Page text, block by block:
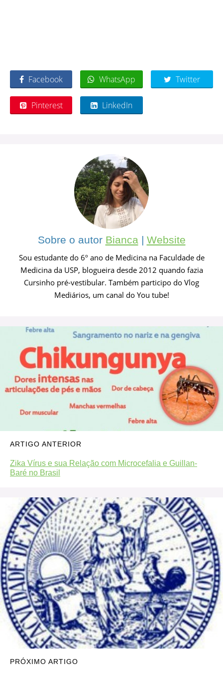
Facebook WhatsApp Twitter
Pinterest LinkedIn
Sobre o autor Bianca| Website
Sou estudante do 6º ano de Medicina na Faculdade de
Medicina da USP, blogueira desde 2012 quando fazia
Cursinho pré-vestibular. Também participo do Vlog
Mediários, um canal do You tube!
ARTIGO ANTERIOR
Zika Vírus e sua Relação com Microcefalia e Guillan-
Baré no Brasil
PRÓXIMO ARTIGO